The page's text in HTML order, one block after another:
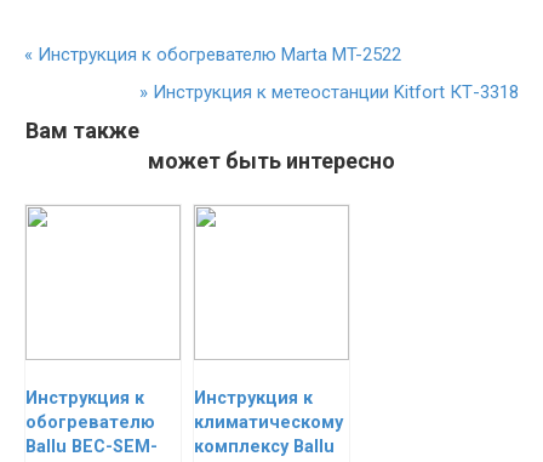
« Инструкция к обогревателю Marta MT-2522
» Инструкция к метеостанции Kitfort КТ-3318
Вам также
может быть интересно
Инструкция к
обогревателю
Ballu BEC-SEM-
Инструкция к
климатическому
комплексу Ballu